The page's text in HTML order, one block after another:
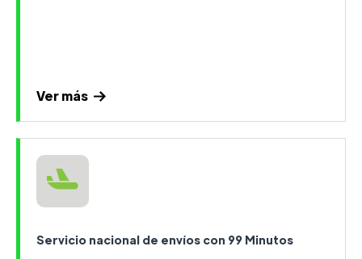
Ver más
Servicio nacional de envíos con 99 Minutos